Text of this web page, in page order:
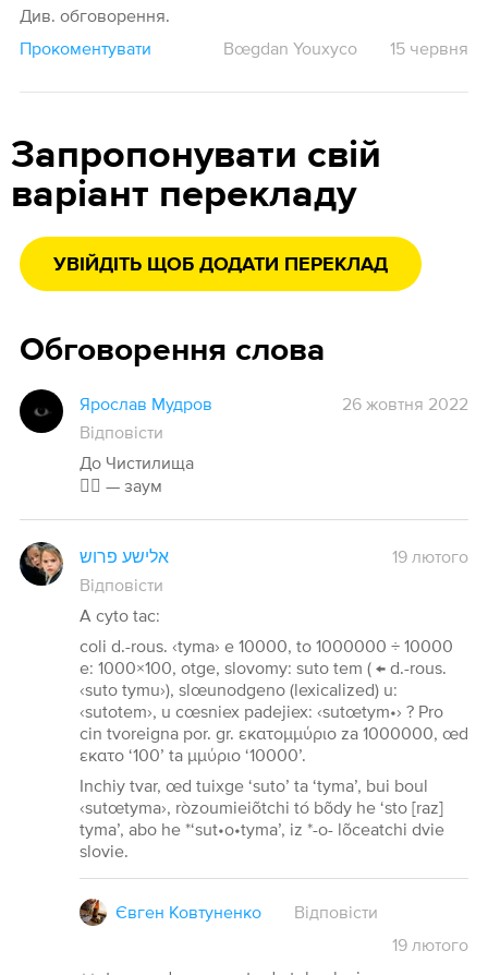
Див. обговорення.
Прокоментувати
Bœgdan Youxyco 15 червня
Запропонувати свій
варіант перекладу
УВІЙДІТЬ ЩОБ ДОДАТИ ПЕРЕКЛАД
Обговорення слова
Ярослав Мудров
26 жовтня 2022
Відповісти
До Чистилища
🤦‍♂️ — заум
אלישע פרוש
19 лютого
Відповісти
A cyto tac:
coli d.-rous. ‹tyma› e 10000, to 1000000 ÷ 10000
e: 1000×100, otge, slovomy: suto tem ( ← d.-rous.
‹suto tymu›), slœunodgeno (lexicalized) u:
‹sutotem›, u cœsniex padejiex: ‹sutœtym•› ? Pro
cin tvoreigna por. gr. εκατομμύριο za 1000000, œd
εκατο ‘100’ ta μμύριο ‘10000’.
Inchiy tvar, œd tuixge ‘suto’ ta ‘tyma’, bui boul
‹sutœtyma›, ròzoumieiõtchi tó bõdy he ‘sto [raz]
tyma’, abo he *‘sut•o•tyma’, iz *-o- lõceatchi dvie
slovie.
Євген Ковтуненко
Відповісти
19 лютого